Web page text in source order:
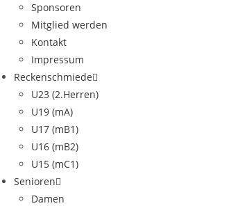
Sponsoren
Mitglied werden
Kontakt
Impressum
Reckenschmiede
U23 (2.Herren)
U19 (mA)
U17 (mB1)
U16 (mB2)
U15 (mC1)
Senioren
Damen